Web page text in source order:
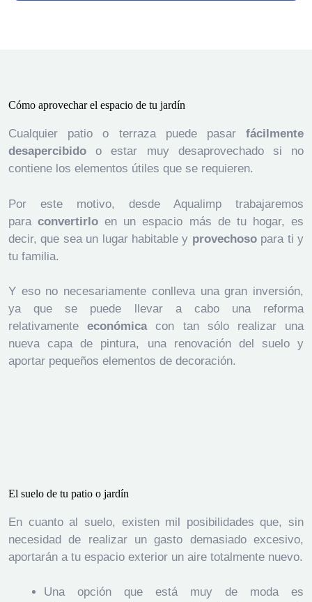
Cómo aprovechar el espacio de tu jardín
Cualquier patio o terraza puede pasar fácilmente
desapercibido o estar muy desaprovechado si no
contiene los elementos útiles que se requieren.
Por este motivo, desde Aqualimp trabajaremos
paraconvertirloen un espacio más de tu hogar, es
decir, que sea un lugar habitable y provechoso para ti y
tu familia.
Y eso no necesariamente conlleva una gran inversión,
ya que se puede llevar a cabo una reforma
relativamenteeconómicacon tan sólo realizar una
nueva capa de pintura, una renovación del suelo y
aportar pequeños elementos de decoración.
El suelo de tu patio o jardín
En cuanto al suelo, existen mil posibilidades que, sin
necesidad de realizar un gasto demasiado excesivo,
aportarán a tu espacio exterior un aire totalmente nuevo.
Una opción que está muy de moda es